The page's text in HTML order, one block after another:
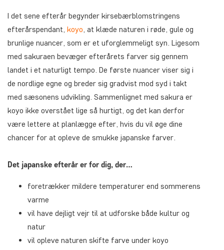
I det sene efterår begynder kirsebærblomstringens
efterårspendant, koyo, at klæde naturen i røde, gule og
brunlige nuancer, som er et uforglemmeligt syn. Ligesom
med sakuraen bevæger efterårets farver sig gennem
landet i et naturligt tempo. De første nuancer viser sig i
de nordlige egne og breder sig gradvist mod syd i takt
med sæsonens udvikling. Sammenlignet med sakura er
koyo ikke overstået lige så hurtigt, og det kan derfor
være lettere at planlægge efter, hvis du vil øge dine
chancer for at opleve de smukke japanske farver.
Det japanske efterår er for dig, der…
foretrækker mildere temperaturer end sommerens
varme
vil have dejligt vejr til at udforske både kultur og
natur
vil opleve naturen skifte farve under koyo